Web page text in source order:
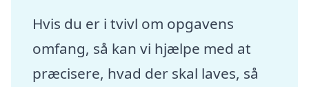
Hvis du er i tvivl om opgavens
omfang, så kan vi hjælpe med at
præcisere, hvad der skal laves, så